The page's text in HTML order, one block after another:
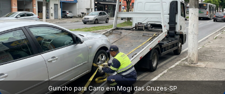
Guincho para Carro em Mogi das Cruzes‑SP